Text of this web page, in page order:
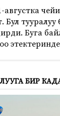
августка
Бул
Буга
БИР